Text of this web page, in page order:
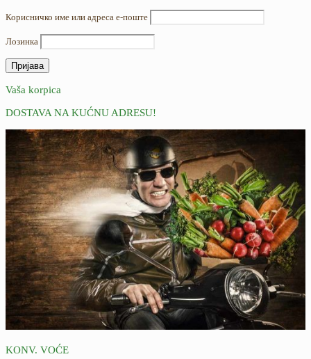
Корисничко име или адреса е-поште
Лозинка
Vaša korpica
DOSTAVA NA KUĆNU ADRESU!
KONV. VOĆE